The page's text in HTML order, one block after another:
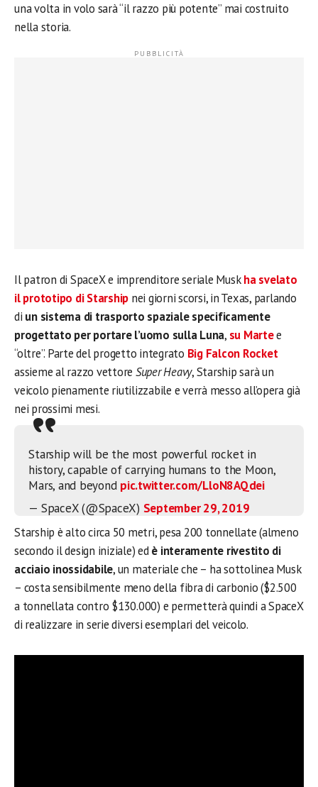
una volta in volo sarà “il razzo più potente” mai costruito
nella storia.
Il patron di SpaceX e imprenditore seriale Muskha svelato
il prototipo di Starship nei giorni scorsi, in Texas, parlando
di un sistema di trasporto spaziale specificamente
progettato per portare l’uomo sulla Luna, su Martee
“oltre”. Parte del progetto integrato Big Falcon Rocket
assieme al razzo vettore Super Heavy, Starship sarà un
veicolo pienamente riutilizzabile e verrà messo all’opera già
nei prossimi mesi.
Starship will be the most powerful rocket in
history, capable of carrying humans to the Moon,
Mars, and beyond pic.twitter.com/LloN8AQdei
— SpaceX (@SpaceX) September 29, 2019
Starship è alto circa 50 metri, pesa 200 tonnellate (almeno
secondo il design iniziale) edè interamente rivestito di
acciaio inossidabile, un materiale che – ha sottolinea Musk
– costa sensibilmente meno della fibra di carbonio ($2.500
a tonnellata contro $130.000) e permetterà quindi a SpaceX
di realizzare in serie diversi esemplari del veicolo.